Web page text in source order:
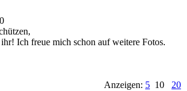
Ich freue mich schon auf weitere Fotos.
Anzeigen: 5 10 20